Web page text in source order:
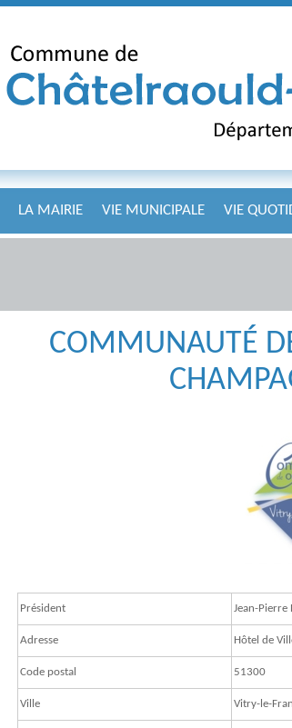
LA MAIRIE VIE MUNICIPALE VIE
COMMUNAUTÉ
Président Jean-Pierre
Adresse Hôtel de
Code postal 51300
Ville Vitry-le-